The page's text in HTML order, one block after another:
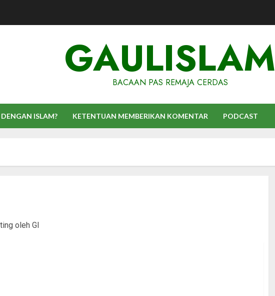
GAULISLAM
BACAAN PAS REMAJA CERDAS
DENGAN ISLAM? KETENTUAN MEMBERIKAN KOMENTAR PODCAST
oleh GI